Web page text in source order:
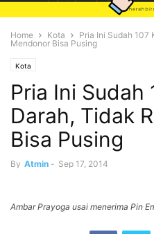
Home Kota
Pria Ini Sudah 107
Mendonor Bisa Pusing
Kota
Pria Ini Sudah
Darah, Tidak
Bisa Pusing
By Atmin - Sep 17, 2014
Ambar Prayoga usai menerima Pin